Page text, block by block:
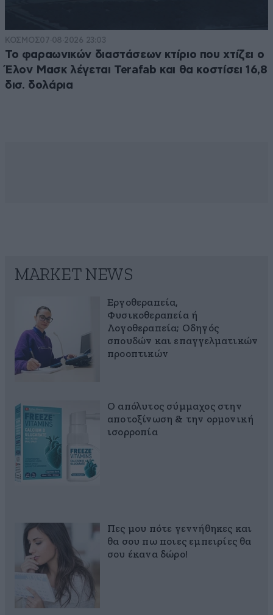
ΚΟΣΜΟΣ07·08·2026 23:03
Το φαραωνικών διαστάσεων κτίριο που χτίζει ο
Έλον Μασκ λέγεται Terafab και θα κοστίσει 16,8
δισ. δολάρια
MARKET NEWS
Εργοθεραπεία,
Φυσικοθεραπεία ή
Λογοθεραπεία; Οδηγός
σπουδών και επαγγελματικών
προοπτικών
Ο απόλυτος σύμμαχος στην
αποτοξίνωση & την ορμονική
ισορροπία
Πες μου πότε γεννήθηκες και
θα σου πω ποιες εμπειρίες θα
σου έκανα δώρο!